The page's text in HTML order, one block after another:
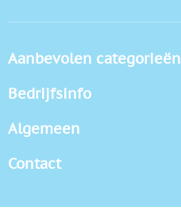
Aanbevolen categorieën
Bedrijfsinfo
Algemeen
Contact